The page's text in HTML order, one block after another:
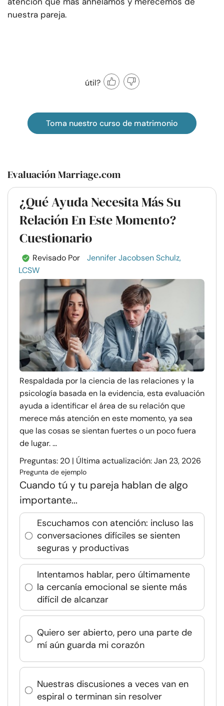
nuestra pareja.
útil?
Toma nuestro curso de matrimonio
Evaluación Marriage.com
¿Qué Ayuda Necesita Más Su
Relación En Este Momento?
Cuestionario
Revisado Por
Jennifer Jacobsen Schulz,
LCSW
Respaldada por la ciencia de las relaciones y la
psicología basada en la evidencia, esta evaluación
ayuda a identificar el área de su relación que
merece más atención en este momento, ya sea
que las cosas se sientan fuertes o un poco fuera
de lugar. ...
Preguntas: 20 | Última actualización: Jan 23, 2026
Pregunta de ejemplo
Cuando tú y tu pareja hablan de algo
importante...
Escuchamos con atención: incluso las
conversaciones difíciles se sienten
seguras y productivas
Intentamos hablar, pero últimamente
la cercanía emocional se siente más
difícil de alcanzar
Quiero ser abierto, pero una parte de
mí aún guarda mi corazón
Nuestras discusiones a veces van en
espiral o terminan sin resolver